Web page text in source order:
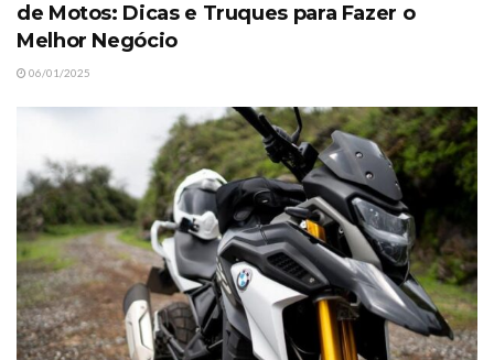
de Motos: Dicas e Truques para Fazer o
Melhor Negócio
06/01/2025